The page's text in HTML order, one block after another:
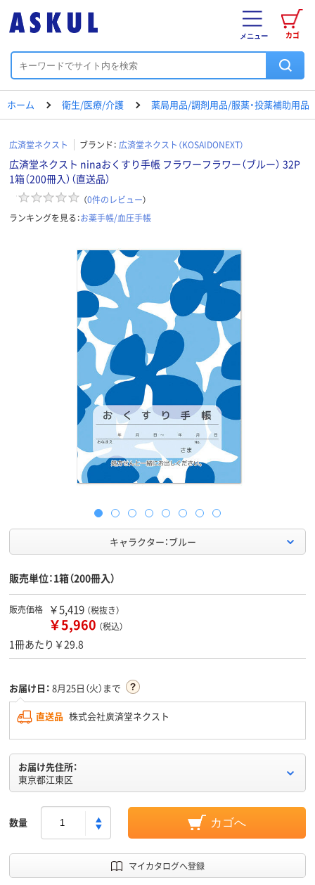
カゴ
メニュー
ホーム 衛生/医療/介護 薬局用品/調剤用品/服薬・投薬補助用品
広済堂ネクスト ブランド： 広済堂ネクスト（KOSAIDONEXT）
広済堂ネクスト ninaおくすり手帳 フラワーフラワー（ブルー） 32P
1箱（200冊入）（直送品）
（0件のレビュー）
ランキングを見る：お薬手帳/血圧手帳
キャラクター：ブルー
販売単位：1箱（200冊入）
販売価格 ￥5,419 （税抜き）
￥5,960 （税込）
1冊あたり￥29.8
お届け日： 8月25日（火）まで
直送品 株式会社廣済堂ネクスト
お届け先住所：
東京都江東区
数量 カゴへ
マイカタログへ登録